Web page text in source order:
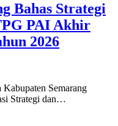
Bahas Strategi
PAI Akhir
2026
Semarang
Strategi dan…